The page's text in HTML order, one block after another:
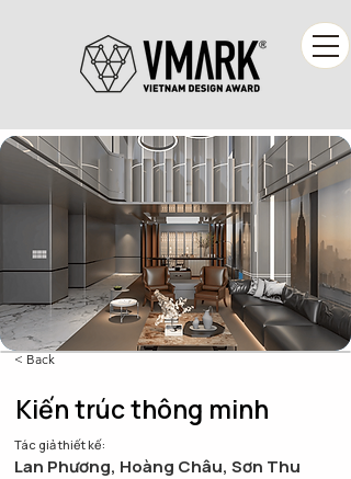
< Back
Kiến trúc thông minh
Tác giả thiết kế:
Lan Phương, Hoàng Châu, Sơn Thu